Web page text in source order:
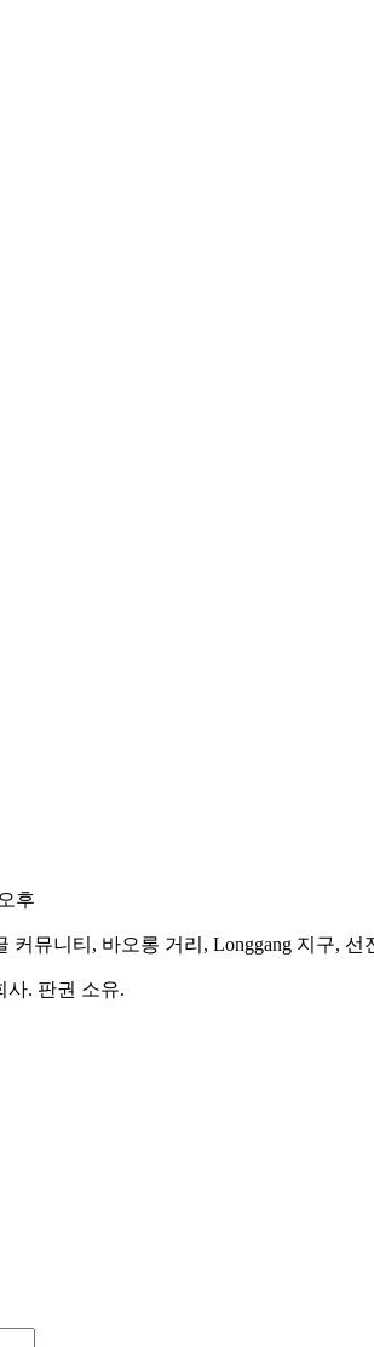
후
커뮤니티, 바오롱 거리, Longgang 지구, 선
사. 판권 소유.